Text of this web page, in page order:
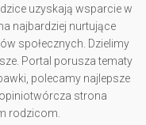
uzyskają wsparcie w
najbardziej nurtujące
społecznych. Dzielimy
Portal porusza tematy
polecamy najlepsze
strona
rodzicom.